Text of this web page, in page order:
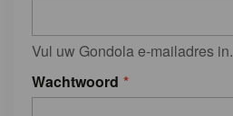
Vul uw Gondola e-mailadres in.
Wachtwoord